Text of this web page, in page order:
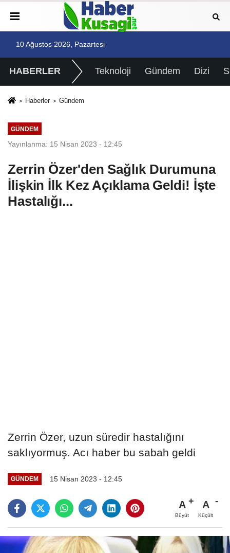
10 Ağustos 2026, Pazartesi
HABERLER Teknoloji Gündem Dizi
Haberler Gündem
GÜNDEM
Yayınlanma: 15 Nisan 2023 - 12:45
Zerrin Özer'den Sağlık Durumuna
İlişkin İlk Kez Açıklama Geldi! İşte
Hastalığı...
Zerrin Özer, uzun süredir hastalığını
saklıyormuş. Acı haber bu sabah geldi
GÜNDEM 15 Nisan 2023 - 12:45
A
Büyüt
A
Küçült